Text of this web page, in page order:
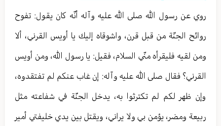
روي عن رسول الله صلى الله عليه وآله أنّه كان يقول: تفوح
روائح الجنّة من قبل قرن، واشوقاه إليك يا أويس القرني، ألا
ومن لقيه فليقرأه منّي السلام، فقيل: يا رسول الله، ومن أويس
القرني؟ فقال صلى الله عليه وآله: إن غاب عنكم لم تفتقدوه،
وإن ظهر لكم لم تكترثوا به، يدخل الجنّة في شفاعته مثل
ربيعة ومضر، يؤمن بي ولا يراني، ويقتل بين يدي خليفتي أمير